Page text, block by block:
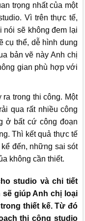
trọng nhất của một
Vì trên thực tế,
nói sẽ không đem lại
cụ thể, dễ hình dung
bản vẽ này Anh chị
gian phù hợp với
trong thi công. Một
qua rất nhiều công
ở bất cứ công đoạn
Thì kết quả thực tế
đến, những sai sót
không cần thiết.
studio và chi tiết
giúp Anh chị loại
thiết kế. Từ đó
thi công studio